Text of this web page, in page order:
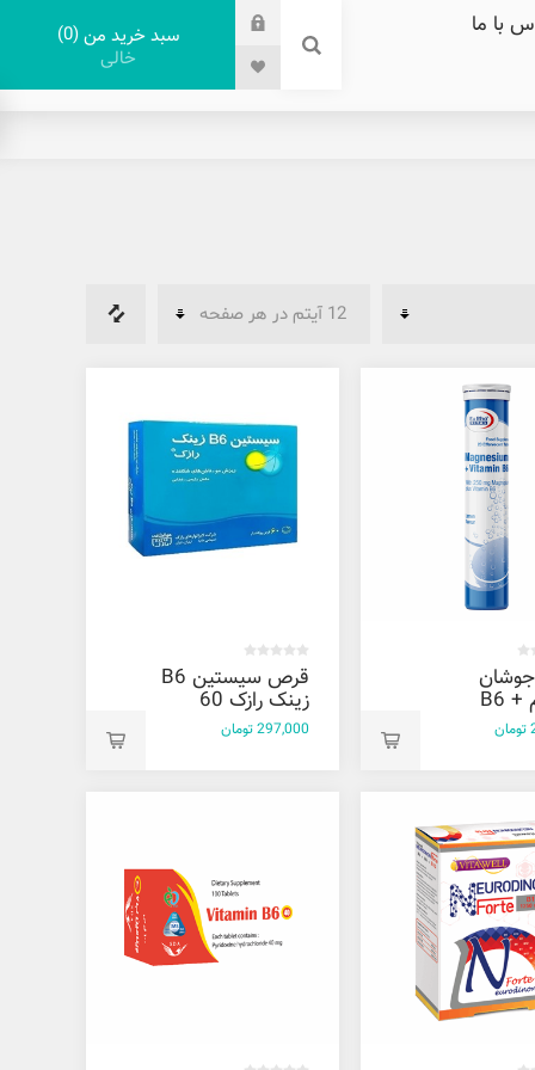
با ما سبد خرید من 0
خالی
منیزیم + B6
عددی
قرص سیستین B6
زینک رازک 60
عددی
297,000 تومان